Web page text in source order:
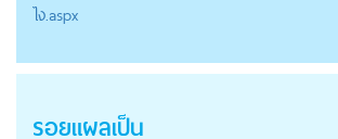
ไง.aspx
รอยแผลเป็น